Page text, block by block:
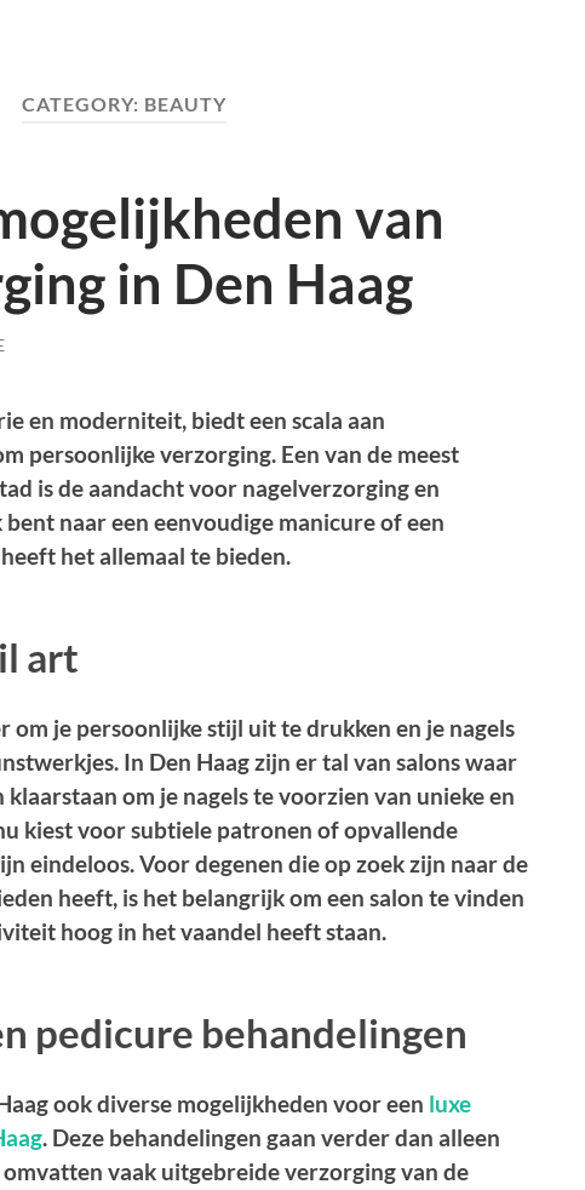
CATEGORY: BEAUTY
van
in Den Haag
en moderniteit, biedt een scala aan
persoonlijke verzorging. Een van de meest
is de aandacht voor nagelverzorging en
naar een eenvoudige manicure of een
het allemaal te bieden.
art
om je persoonlijke stijl uit te drukken en je nagels
In Den Haag zijn er tal van salons waar
om je nagels te voorzien van unieke en
kiest voor subtiele patronen of opvallende
eindeloos. Voor degenen die op zoek zijn naar de
heeft, is het belangrijk om een salon te vinden
hoog in het vaandel heeft staan.
pedicure behandelingen
ook diverse mogelijkheden voor een luxe
. Deze behandelingen gaan verder dan alleen
omvatten vaak uitgebreide verzorging van de